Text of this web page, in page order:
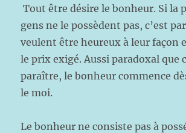
Tout être désire le bonheur. Si la
gens ne le possèdent pas, c’est
veulent être heureux à leur façon
le prix exigé. Aussi paradoxal que
paraître, le bonheur commence
le moi.
Le bonheur ne consiste pas à